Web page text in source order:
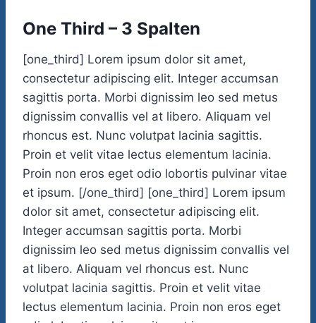
One Third – 3 Spalten
[one_third] Lorem ipsum dolor sit amet,
consectetur adipiscing elit. Integer accumsan
sagittis porta. Morbi dignissim leo sed metus
dignissim convallis vel at libero. Aliquam vel
rhoncus est. Nunc volutpat lacinia sagittis.
Proin et velit vitae lectus elementum lacinia.
Proin non eros eget odio lobortis pulvinar vitae
et ipsum. [/one_third] [one_third] Lorem ipsum
dolor sit amet, consectetur adipiscing elit.
Integer accumsan sagittis porta. Morbi
dignissim leo sed metus dignissim convallis vel
at libero. Aliquam vel rhoncus est. Nunc
volutpat lacinia sagittis. Proin et velit vitae
lectus elementum lacinia. Proin non eros eget